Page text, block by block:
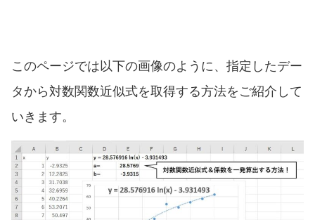
このページでは以下の画像のように、指定したデー
タから対数関数近似式を取得する方法をご紹介して
いきます。